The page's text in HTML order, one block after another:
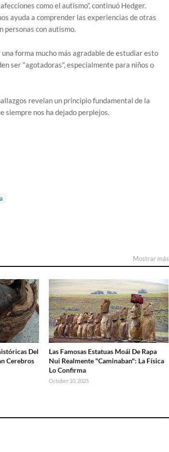
como el autismo”, continuó Hedger.
ayuda a comprender las experiencias de otras
personas con autismo.
forma mucho más agradable de estudiar esto
ser "agotadoras", especialmente para niños o
revelan un principio fundamental de la
siempre nos ha dejado perplejos.
Mostrar más
Del
Cerebros
Las Famosas Estatuas Moái De Rapa
Nui Realmente "Caminaban": La Física
Lo Confirma
October 10, 2025